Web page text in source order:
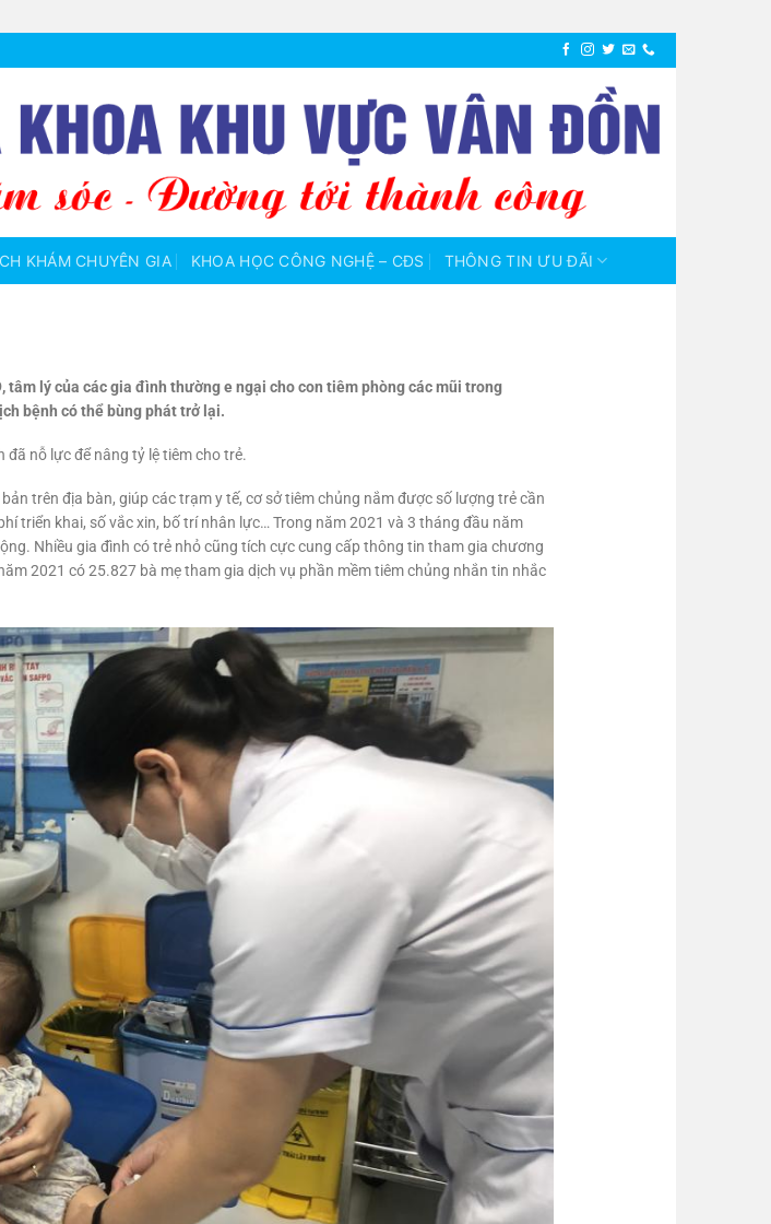
KHÁM CHUYÊN GIA KHOA HỌC CÔNG NGHỆ – CĐS THÔNG TIN ƯU ĐÃI
lý của các gia đình thường e ngại cho con tiêm phòng các mũi trong
bệnh có thể bùng phát trở lại.
nỗ lực để nâng tỷ lệ tiêm cho trẻ.
trên địa bàn, giúp các trạm y tế, cơ sở tiêm chủng nắm được số lượng trẻ cần
triển khai, số vắc xin, bố trí nhân lực… Trong năm 2021 và 3 tháng đầu năm
Nhiều gia đình có trẻ nhỏ cũng tích cực cung cấp thông tin tham gia chương
2021 có 25.827 bà mẹ tham gia dịch vụ phần mềm tiêm chủng nhắn tin nhắc